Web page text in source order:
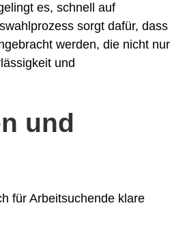
es, schnell auf
sorgt dafür, dass
werden, die nicht nur
und
und
für Arbeitsuchende klare